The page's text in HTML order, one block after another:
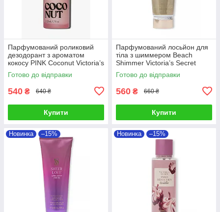
Парфумований роликовий
дезодорант з ароматом
кокосу PINK Coconut Victoria’s
Secret
Готово до відправки
540 ₴ 640 ₴
Купити
Парфумований лосьйон для
тіла з шиммером Beach
Shimmer Victoria’s Secret
Готово до відправки
560 ₴ 660 ₴
Купити
Новинка –15% Новинка –15%